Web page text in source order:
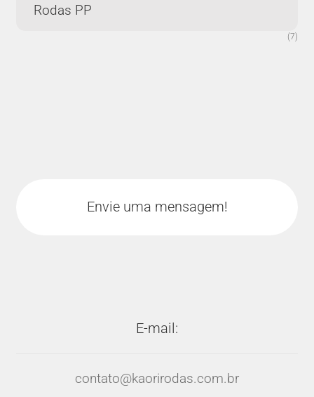
Rodas PP
(7)
Envie uma mensagem!
E-mail:
contato@kaorirodas.com.br